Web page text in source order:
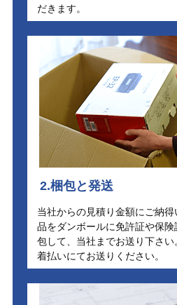
だきます。
2.梱包と発送
当社からの見積り金額にご納
品をダンボールに免許証や保
包して、当社までお送り下さい
着払いにてお送りください。